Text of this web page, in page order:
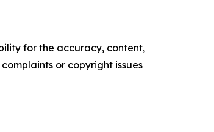
for the accuracy, content,
or copyright issues